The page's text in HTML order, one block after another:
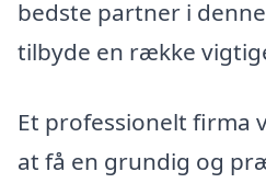
bedste partner i
tilbyde en række
Et professionelt firma
at få en grundig og